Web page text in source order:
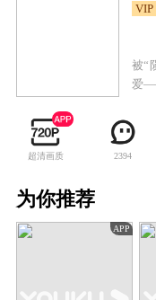
VIP
被“
爱
报
上
因
在
超清画质 2394
为你推荐
APP